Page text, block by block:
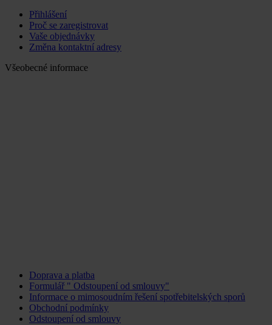
Přihlášení
Proč se zaregistrovat
Vaše objednávky
Změna kontaktní adresy
Všeobecné informace
Doprava a platba
Formulář " Odstoupení od smlouvy"
Informace o mimosoudním řešení spotřebitelských sporů
Obchodní podmínky
Odstoupení od smlouvy